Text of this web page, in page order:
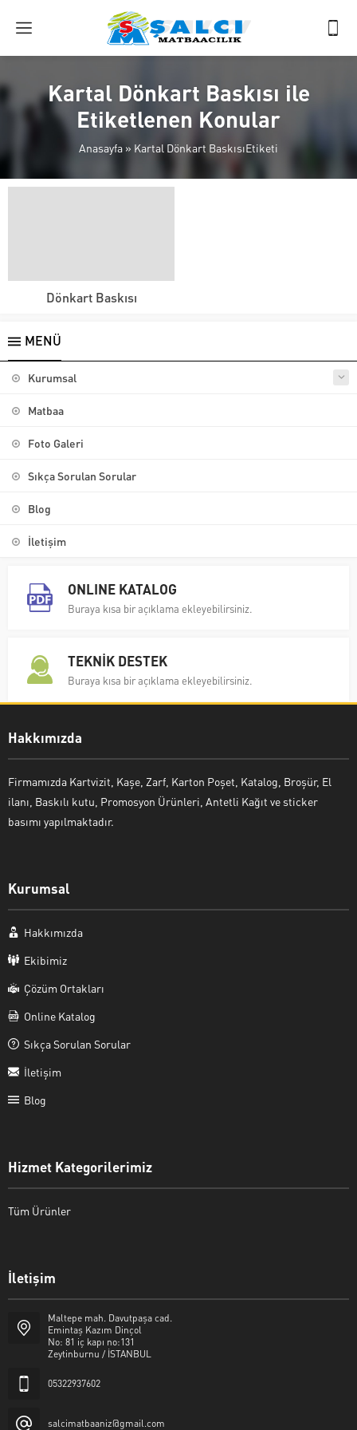
Kartal Dönkart Baskısı ile
Etiketlenen Konular
Anasayfa » Kartal Dönkart BaskısıEtiketi
Dönkart Baskısı
MENÜ
Kurumsal
Matbaa
Foto Galeri
Sıkça Sorulan Sorular
Blog
İletişim
ONLINE KATALOG
Buraya kısa bir açıklama ekleyebilirsiniz.
TEKNİK DESTEK
Buraya kısa bir açıklama ekleyebilirsiniz.
Hakkımızda
Firmamızda Kartvizit, Kaşe, Zarf, Karton Poşet, Katalog, Broşür, El
ilanı, Baskılı kutu, Promosyon Ürünleri, Antetli Kağıt ve sticker
basımı yapılmaktadır.
Kurumsal
Hakkımızda
Ekibimiz
Çözüm Ortakları
Online Katalog
Sıkça Sorulan Sorular
İletişim
Blog
Hizmet Kategorilerimiz
Tüm Ürünler
İletişim
Maltepe mah. Davutpaşa cad.
Emintaş Kazım Dinçol
No: 81 iç kapı no:131
Zeytinburnu / İSTANBUL
05322937602
salcimatbaaniz@gmail.com